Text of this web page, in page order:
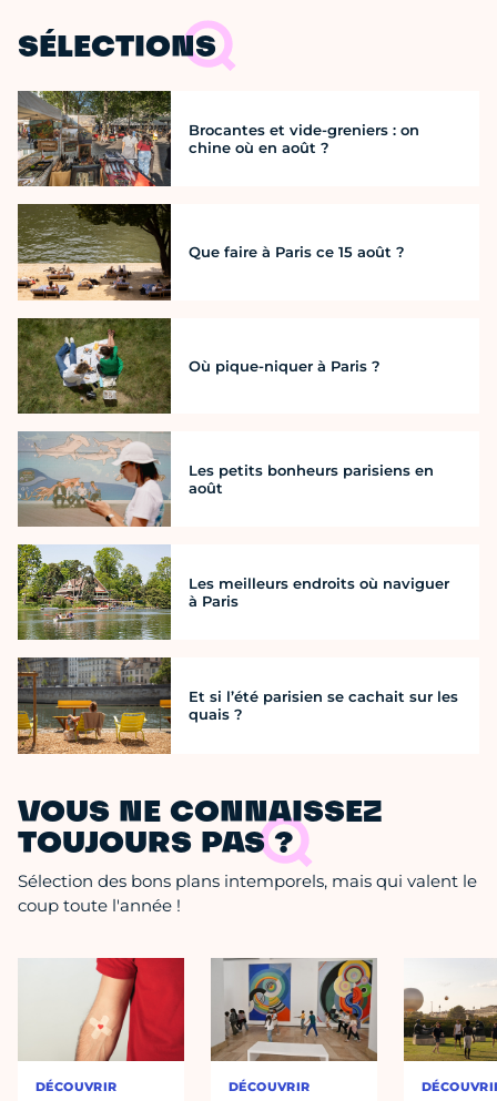
SÉLECTIONS
Brocantes et vide-greniers : on
chine où en août ?
Que faire à Paris ce 15 août ?
Où pique-niquer à Paris ?
Les petits bonheurs parisiens en
août
Les meilleurs endroits où naviguer
à Paris
Et si l’été parisien se cachait sur les
quais ?
VOUS NE CONNAISSEZ
TOUJOURS PAS ?
Sélection des bons plans intemporels, mais qui valent le
coup toute l'année !
DÉCOUVRIR DÉCOUVRIR